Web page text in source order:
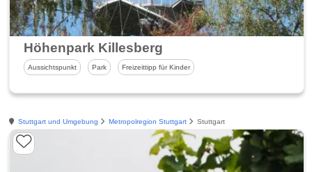
Höhenpark Killesberg
Aussichtspunkt Park Freizeittipp für Kinder
Stuttgart und Umgebung Metropolregion Stuttgart Stuttgart